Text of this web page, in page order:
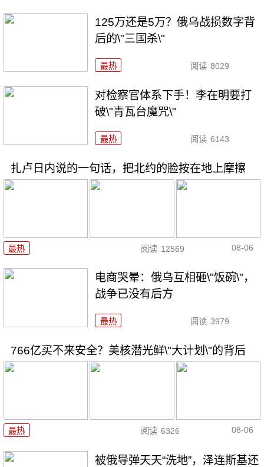
125万还是5万？俄乌战损数字背
后的\"三国杀\"
最热 阅读 8029
对检察官体系下手！李在明要打
破\"青瓦台魔咒\"
最热 阅读 6143
扎卢日内说的一句话，把北约的脸按在地上摩擦
最热 阅读 12569 08-06
电商哭晕：俄乌互相砸\"饭碗\"，
战争已没有后方
最热 阅读 3979
766亿买不来安全？美核潜光鲜\"大计划\"的背后
最热 阅读 6326 08-06
被俄导弹天天“洗地”，泽连斯基还